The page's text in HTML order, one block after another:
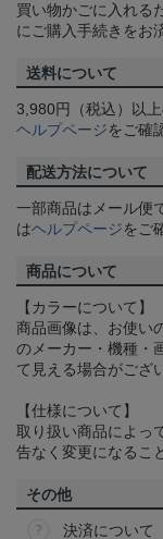
買い物かごに入れる
にご購入手続きをお
送料について
3,980円（税込）以
ヘルプページをご確
配送方法について
一部商品はメール便
はヘルプページをご
商品について
【カラーについて】
商品画像は、お使い
のメーカー・機種・
て見える場合がござ
【仕様について】
取り扱い商品によっ
告なく変更になるこ
その他
決済について